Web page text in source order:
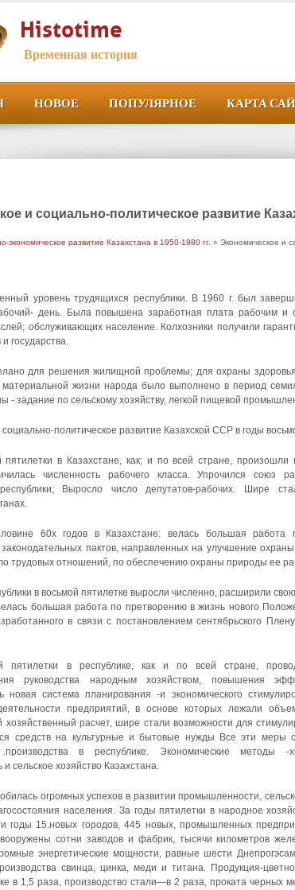
Histotime
Временная история
НОВОЕ ПОПУЛЯРНОЕ КАРТА
и социально-политическое развитие
экономическое развитие Казахстана в 1950-1980 гг. » Экономическое и
уровень трудящихся республики. В 1960 г. был
день. Была повышена заработная плата рабочим
обслуживающих население. Колхозники получили
государства.
для решения жилищной проблемы; для охраны
жизни народа было выполнено в период
- задание по сельскому хозяйству, легкой пищевой
политическое развитие Казахской ССР в годы
пятилетки в Казахстане, как; и по всей стране, произошли
численность рабочего класса. Упрочился союз
Выросло число депутатов-рабочих. Шире
60х годов в Казахстане: велась большая
законодательных пактов, направленных на улучшение
трудовых отношений, по обеспечению охраны природы ее
в восьмой пятилетке выросли численно, расширили
большая работа по претворению в жизнь нового
в связи с постановлением сентябрьского
пятилетки в республике, как и по всей стране,
руководства народным хозяйством, повышения
новая система планирования -и экономического
предприятий, в основе которых лежали
расчет, шире стали возможности для
средств на культурные и бытовые нужды Все эти меры
.производства в республике. Экономические методы -
сельское хозяйство Казахстана.
огромных успехов в развитии промышленности,
населения. За годы пятилетки в народное
годы 15.новых городов, 445 новых, промышленных
сотни заводов и фабрик, тысячи километров
энергетические мощности, равные шести
свинца, цинка, меди и титана. Продукция-
в 1,5 раза, производство стали—в 2 раза, проката черных